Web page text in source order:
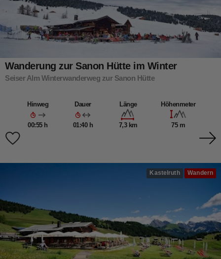
Wanderung zur Sanon Hütte im Winter
Seiser Alm Winterwanderweg zur Sanon Hütte
Hinweg
00:55 h
Dauer
01:40 h
Länge
7,3 km
Höhenmeter
75 m
Kastelruth Wandern